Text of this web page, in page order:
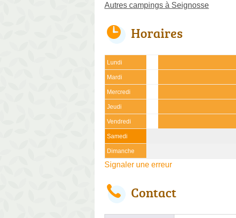
Autres campings à Seignosse
Horaires
Lundi
Mardi
Mercredi
Jeudi
Vendredi
Samedi
Dimanche
Signaler une erreur
Contact